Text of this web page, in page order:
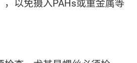
，以免摄入PAHs或重金属等